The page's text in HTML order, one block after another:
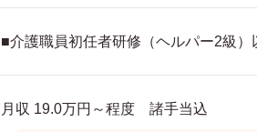
■介護職員初任者研修（ヘルパー2級）
月収 19.0万円～程度 諸手当込